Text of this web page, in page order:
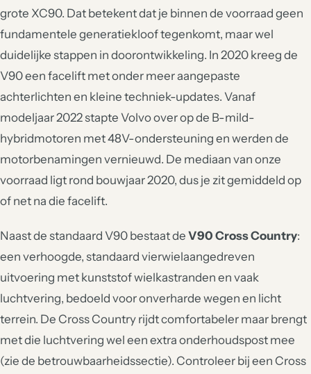
grote XC90. Dat betekent dat je binnen de voorraad geen
fundamentele generatiekloof tegenkomt, maar wel
duidelijke stappen in doorontwikkeling. In 2020 kreeg de
V90 een facelift met onder meer aangepaste
achterlichten en kleine techniek-updates. Vanaf
modeljaar 2022 stapte Volvo over op de B-mild-
hybridmotoren met 48V-ondersteuning en werden de
motorbenamingen vernieuwd. De mediaan van onze
voorraad ligt rond bouwjaar 2020, dus je zit gemiddeld op
of net na die facelift.
Naast de standaard V90 bestaat de V90 Cross Country:
een verhoogde, standaard vierwielaangedreven
uitvoering met kunststof wielkastranden en vaak
luchtvering, bedoeld voor onverharde wegen en licht
terrein. De Cross Country rijdt comfortabeler maar brengt
met die luchtvering wel een extra onderhoudspost mee
(zie de betrouwbaarheidssectie). Controleer bij een Cross